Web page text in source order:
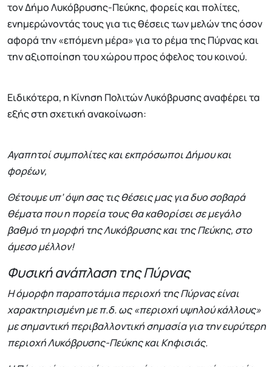
τον Δήμο Λυκόβρυσης-Πεύκης, φορείς και πολίτες,
ενημερώνοντάς τους για τις θέσεις των μελών της όσον
αφορά την «επόμενη μέρα» για το ρέμα της Πύρνας και
την αξιοποίηση του χώρου προς όφελος του κοινού.
Ειδικότερα, η Κίνηση Πολιτών Λυκόβρυσης αναφέρει τα
εξής στη σχετική ανακοίνωση:
Αγαπητοί συμπολίτες και εκπρόσωποι Δήμου και
φορέων,
Θέτουμε υπ’ όψη σας τις θέσεις μας για δυο σοβαρά
θέματα που η πορεία τους θα καθορίσει σε μεγάλο
βαθμό τη μορφή της Λυκόβρυσης και της Πεύκης, στο
άμεσο μέλλον!
Φυσική ανάπλαση της Πύρνας
Η όμορφη παραποτάμια περιοχή της Πύρνας είναι
χαρακτηρισμένη με π.δ. ως «περιοχή υψηλού κάλλους»
με σημαντική περιβαλλοντική σημασία για την ευρύτερη
περιοχή Λυκόβρυσης-Πεύκης και Κηφισιάς.